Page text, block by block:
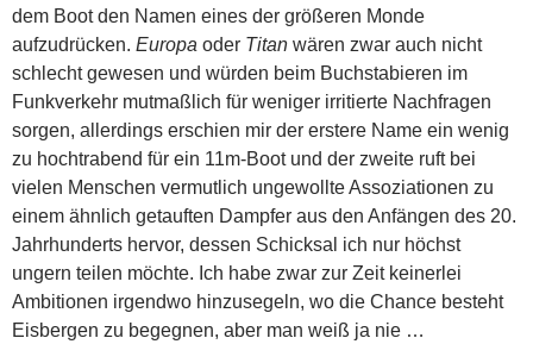
dem Boot den Namen eines der größeren Monde
aufzudrücken. Europa oder Titan wären zwar auch nicht
schlecht gewesen und würden beim Buchstabieren im
Funkverkehr mutmaßlich für weniger irritierte Nachfragen
sorgen, allerdings erschien mir der erstere Name ein wenig
zu hochtrabend für ein 11m-Boot und der zweite ruft bei
vielen Menschen vermutlich ungewollte Assoziationen zu
einem ähnlich getauften Dampfer aus den Anfängen des 20.
Jahrhunderts hervor, dessen Schicksal ich nur höchst
ungern teilen möchte. Ich habe zwar zur Zeit keinerlei
Ambitionen irgendwo hinzusegeln, wo die Chance besteht
Eisbergen zu begegnen, aber man weiß ja nie …